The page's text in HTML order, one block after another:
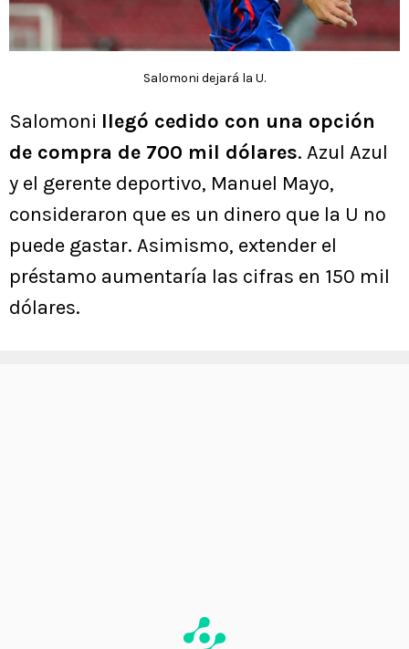
Salomoni dejará la U.
Salomoni llegó cedido con una opción
de compra de 700 mil dólares. Azul Azul
y el gerente deportivo, Manuel Mayo,
consideraron que es un dinero que la U no
puede gastar. Asimismo, extender el
préstamo aumentaría las cifras en 150 mil
dólares.